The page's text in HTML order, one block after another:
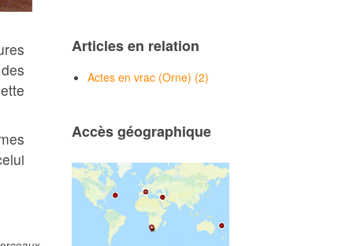
Articles en relation
Actes en vrac (Orne) (2)
Accès géographique